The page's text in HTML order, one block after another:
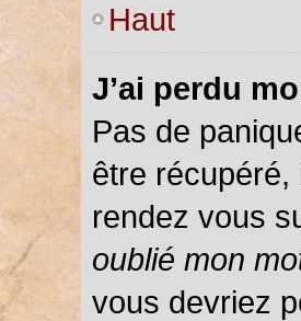
Haut
J’ai perdu
Pas de
être récupéré,
rendez vous
oublié mon
vous devriez